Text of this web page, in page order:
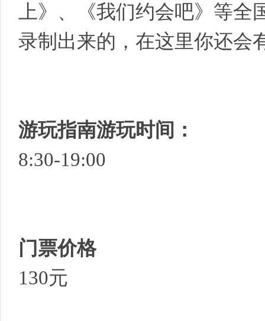
上》、《我们约会吧》等
录制出来的，在这里你还会
游玩指南游玩时间：
8:30-19:00
门票价格
130元